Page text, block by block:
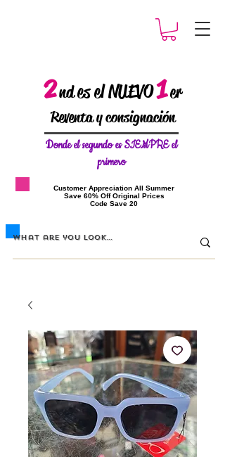
2ndes el NUEVO1er
Reventa y consignación
Donde elsegundo es SIEMPRE el
primero
​Customer Appreciation All Summer
​Save 60% Off Original Prices
​Code Save 20